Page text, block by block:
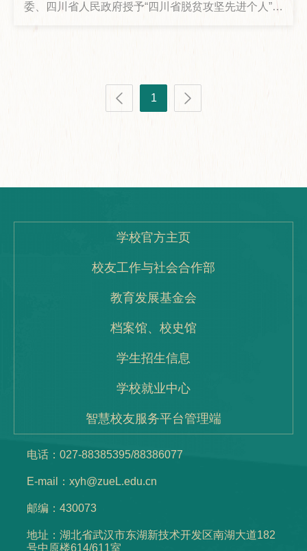
委、四川省人民政府授予“四川省脱贫攻坚先进个人”称
1
学校官方主页
校友工作与社会合作部
教育发展基金会
档案馆、校史馆
学生招生信息
学校就业中心
智慧校友服务平台管理端
电话：027-88385395/88386077
E-mail：xyh@zueL.edu.cn
邮编：430073
地址：湖北省武汉市东湖新技术开发区南湖大道182
号中原楼614/611室